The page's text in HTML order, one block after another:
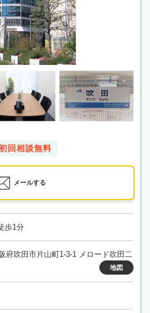
回相談無料
メールする
歩1分
府吹田市片山町1-3-1 メロード吹田二
地図